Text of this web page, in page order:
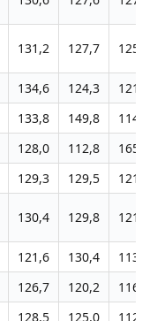
131,2 127,7 125,1
134,6 124,3
121,6
133,8 149,8
114,1
128,0 112,8
165,1
129,3 129,5
121,3
130,4 129,8 121,1
121,6 130,4
113,4
126,7 120,2
116,9
128,5 125,0
112,2